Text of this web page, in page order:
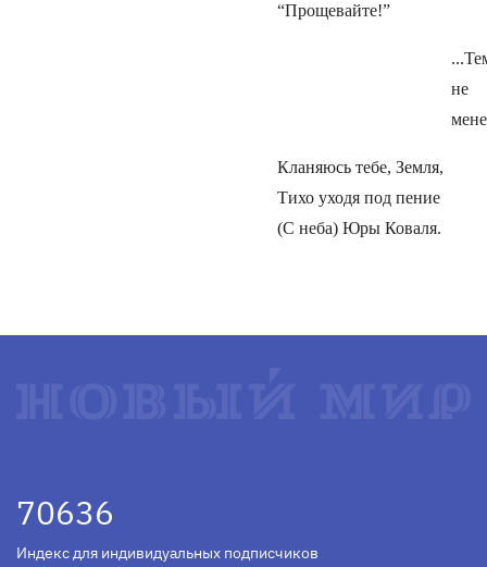
“Прощевайте!”
не
Кланяюсь тебе, Земля,
Тихо уходя под пение
(С неба) Юры Коваля.
70636
Индекс для индивидуальных подписчиков